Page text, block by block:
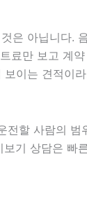
은 아닙니다.
만 보고 계
이는 견적이
할 사람의
기 상담은 빠